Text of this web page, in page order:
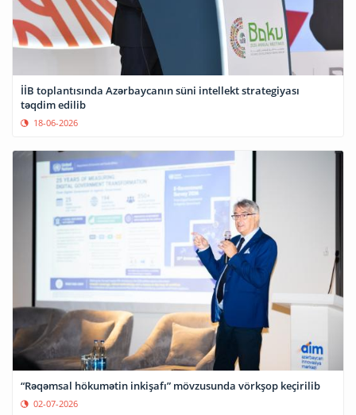
İİB toplantısında Azərbaycanın süni intellekt strategiyası
təqdim edilib
18-06-2026
“Rəqəmsal hökumətin inkişafı” mövzusunda vörkşop keçirilib
02-07-2026